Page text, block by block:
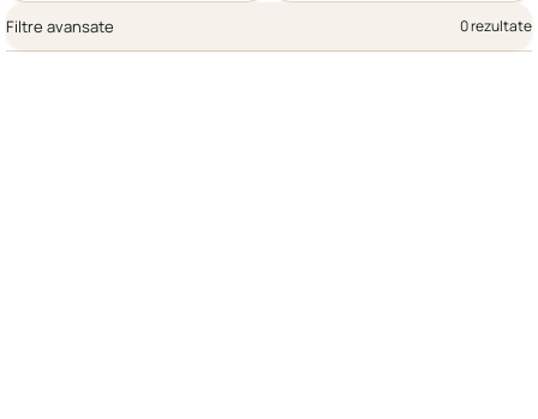
Filtre avansate 0 rezultate